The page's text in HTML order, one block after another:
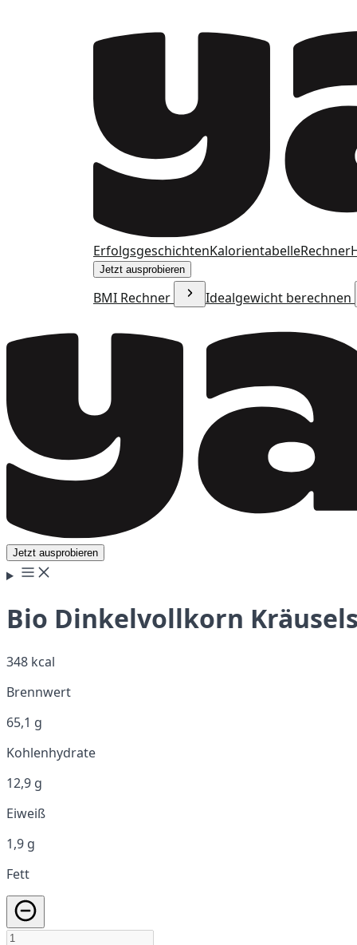
ErfolgsgeschichtenKalorientabelleRechner
Jetzt ausprobieren
BMI Rechner Idealgewicht berechnen
Jetzt ausprobieren
Bio Dinkelvollkorn
348 kcal
Brennwert
65,1 g
Kohlenhydrate
12,9 g
Eiweiß
1,9 g
Fett